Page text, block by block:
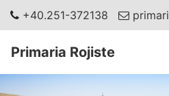
+40.251-372138
Primaria Rojiste